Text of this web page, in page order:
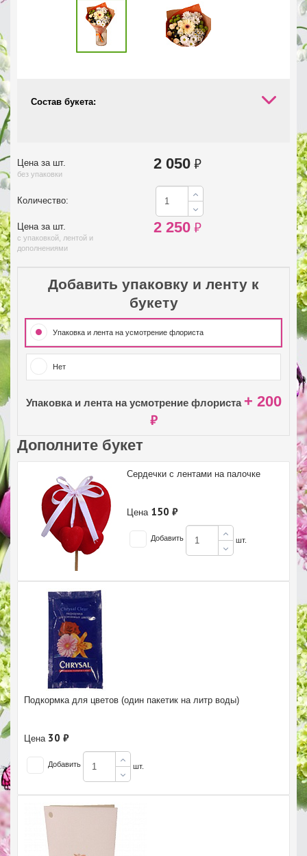
Состав букета:
Цена за шт.
без упаковки
2 050 ₽
Количество:
Цена за шт.
с упаковкой, лентой и
дополнениями
2 250 ₽
Добавить упаковку и ленту к
букету
Упаковка и лента на усмотрение флориста
Нет
Упаковка и лента на усмотрение флориста + 200
₽
Дополните букет
Сердечки с лентами на палочке
Цена 150 ₽
Добавить шт.
Подкормка для цветов (один пакетик на литр воды)
Цена 30 ₽
Добавить шт.